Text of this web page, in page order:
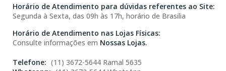
Horário de Atendimento para dúvidas referentes ao Site:
Segunda à Sexta, das 09h às 17h, horário de Brasilia
Horário de Atendimento nas Lojas Físicas:
Consulte informações em Nossas Lojas.
(11) 3672-5644 Ramal 5635